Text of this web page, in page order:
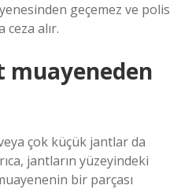
geçemez ve polis
alır.
muayeneden
çok küçük jantlar da
jantların yüzeyindeki
bir parçası